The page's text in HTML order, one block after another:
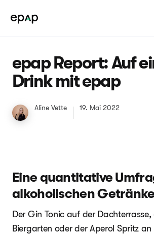
epap Report: Auf
Drink mit epap
Aline Vette 19. Mai 2022
Eine quantitative
alkoholischen
Der Gin Tonic auf der
Biergarten oder der Aperol Spritz